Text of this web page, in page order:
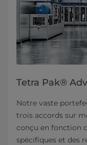
Tetra Pak®
Notre vaste
trois accords sur
conçu en fonction
spécifiques et des